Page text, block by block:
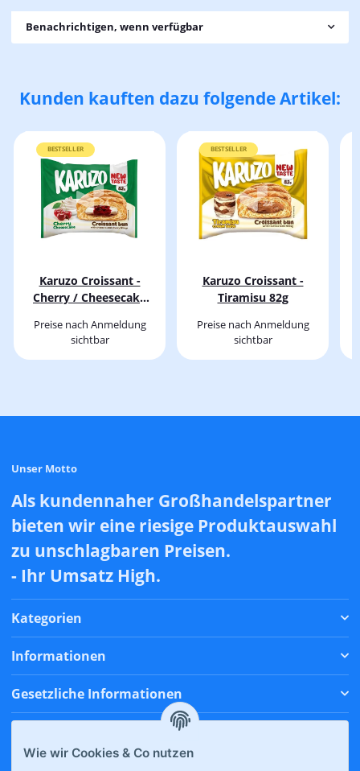
Benachrichtigen, wenn verfügbar
Kunden kauften dazu folgende Artikel:
BESTSELLER
Karuzo Croissant -
Cherry / Cheesecake
Preise nach Anmeldung
sichtbar
BESTSELLER
Karuzo Croissant -
Tiramisu 82g
Preise nach Anmeldung
sichtbar
Unser Motto
Als kundennaher Großhandelspartner
bieten wir eine riesige Produktauswahl
zu unschlagbaren Preisen.
- Ihr Umsatz High.
Kategorien
Informationen
Gesetzliche Informationen
Wie wir Cookies & Co nutzen